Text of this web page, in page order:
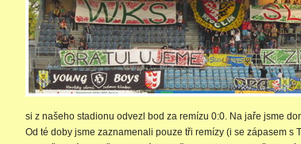
si z našeho stadionu odvezl bod za remízu 0:0. Na jaře jsme
Od té doby jsme zaznamenali pouze tři remízy (i se zápasem